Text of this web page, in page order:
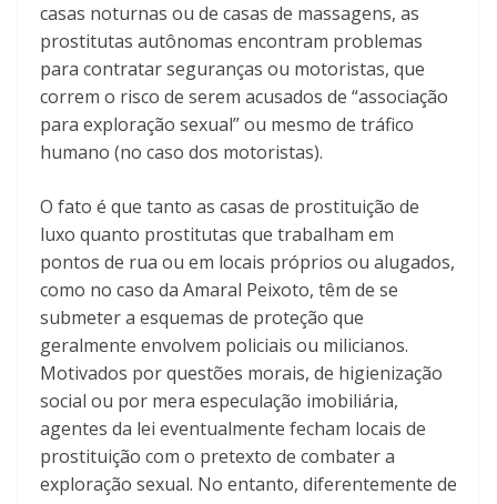
casas noturnas ou de casas de massagens, as
prostitutas autônomas encontram problemas
para contratar seguranças ou motoristas, que
correm o risco de serem acusados de “associação
para exploração sexual” ou mesmo de tráfico
humano (no caso dos motoristas).
O fato é que tanto as casas de prostituição de
luxo quanto prostitutas que trabalham em
pontos de rua ou em locais próprios ou alugados,
como no caso da Amaral Peixoto, têm de se
submeter a esquemas de proteção que
geralmente envolvem policiais ou milicianos.
Motivados por questões morais, de higienização
social ou por mera especulação imobiliária,
agentes da lei eventualmente fecham locais de
prostituição com o pretexto de combater a
exploração sexual. No entanto, diferentemente de